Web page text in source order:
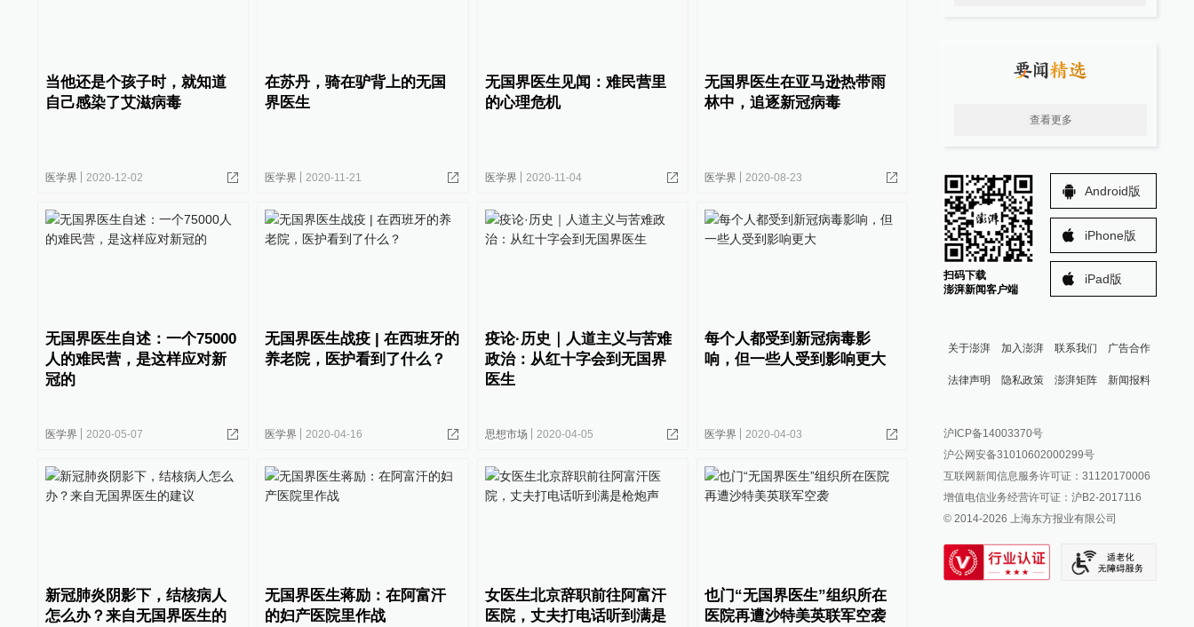
当他还是个孩子时，就知道
自己感染了艾滋病毒
医学界 2020-12-02
在苏丹，骑在驴背上的无国
界医生
医学界 2020-11-21
无国界医生见闻：难民营里
的心理危机
医学界 2020-11-04
无国界医生在亚马逊热带雨
林中，追逐新冠病毒
医学界 2020-08-23
无国界医生自述：一个75000
人的难民营，是这样应对新
冠的
医学界 2020-05-07
无国界医生战疫 | 在西班牙的
养老院，医护看到了什么？
医学界 2020-04-16
疫论·历史｜人道主义与苦难
政治：从红十字会到无国界
医生
思想市场 2020-04-05
​每个人都受到新冠病毒影
响，但一些人受到影响更大
医学界 2020-04-03
​新冠肺炎阴影下，结核病人
怎么办？来自无国界医生的
无国界医生蒋励：在阿富汗
的妇产医院里作战
女医生北京辞职前往阿富汗
医院，丈夫打电话听到满是
也门“无国界医生”组织所在
医院再遭沙特美英联军空袭
查看更多
扫码下载
澎湃新闻客户端
Android版
iPhone版
iPad版
关于澎湃 加入澎湃 联系我们 广告合作
法律声明 隐私政策 澎湃矩阵
澎湃新闻公众号
澎湃新闻抖音号
派生万物开放平台
IP SHANGHAI
SIXTH TONE
新闻报料
报料邮箱: news@thepaper.cn
沪ICP备14003370号
沪公网安备31010602000299号
互联网新闻信息服务许可证：31120170006
增值电信业务经营许可证：沪B2-2017116
© 2014-2026 上海东方报业有限公司